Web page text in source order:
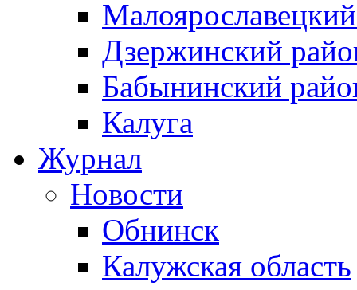
Дзержинский
Бабынинский
Калуга
Журнал
Новости
Обнинск
Калужская область